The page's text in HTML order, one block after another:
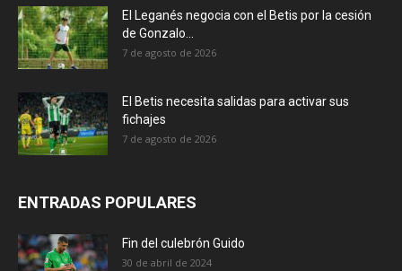
El Leganés negocia con el Betis por la cesión
de Gonzalo...
7 de agosto de 2026
El Betis necesita salidas para activar sus
fichajes
7 de agosto de 2026
ENTRADAS POPULARES
Fin del culebrón Guido
30 de abril de 2024